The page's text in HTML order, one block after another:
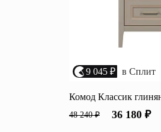
9 045 ₽ в Сплит
Комод Классик
48 240 ₽ 36 180 ₽